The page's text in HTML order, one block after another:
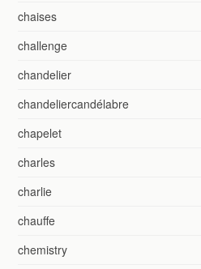
chaises
challenge
chandelier
chandeliercandélabre
chapelet
charles
charlie
chauffe
chemistry